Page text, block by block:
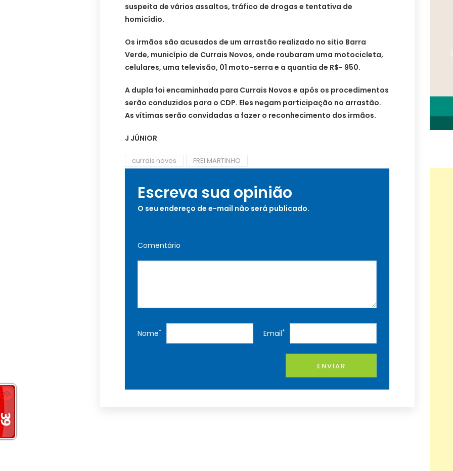
suspeita de vários assaltos, tráfico de drogas e tentativa de
homicídio.
Os irmãos são acusados de um arrastão realizado no sitio Barra
Verde, município de Currais Novos, onde roubaram uma motocicleta,
celulares, uma televisão, 01 moto-serra e a quantia de R$- 950.
A dupla foi encaminhada para Currais Novos e após os procedimentos
serão conduzidos para o CDP. Eles negam participação no arrastão.
As vítimas serão convidadas a fazer o reconhecimento dos irmãos.
J JÚNIOR
currais novos FREI MARTINHO
Escreva sua opinião
O seu endereço de e-mail não será publicado.
Comentário
Nome* Email*
ENVIAR